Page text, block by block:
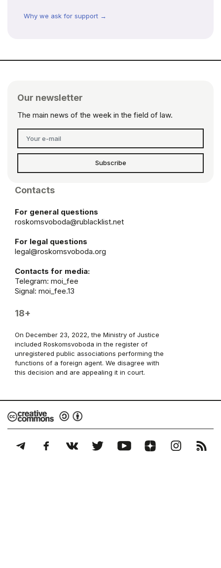
Why we ask for support →
Our newsletter
The main news of the week in the field of law.
Subscribe
Contacts
For general questions
roskomsvoboda@rublacklist.net
For legal questions
legal@roskomsvoboda.org
Contacts for media:
Telegram: moi_fee
Signal: moi_fee.13
18+
On December 23, 2022, the Ministry of Justice
included Roskomsvoboda in the register of
unregistered public associations performing the
functions of a foreign agent. We disagree with
this decision and are appealing it in court.